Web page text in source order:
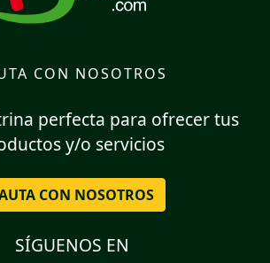
CON NOSOTROS
perfecta para ofrecer tus
y/o servicios
CON NOSOTROS
SÍGUENOS EN